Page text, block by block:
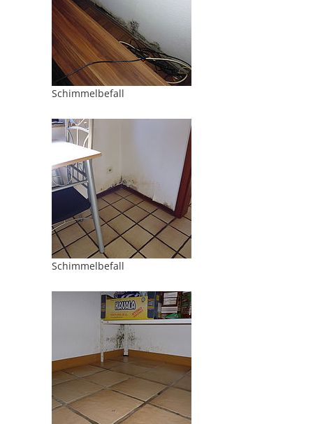
Schimmelbefall
Schimmelbefall